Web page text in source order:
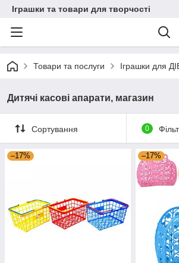
Іграшки та товари для творчості
Товари та послуги Іграшки для
Дитячі касові апарати, магазин
Сортування 0
–17% –17%